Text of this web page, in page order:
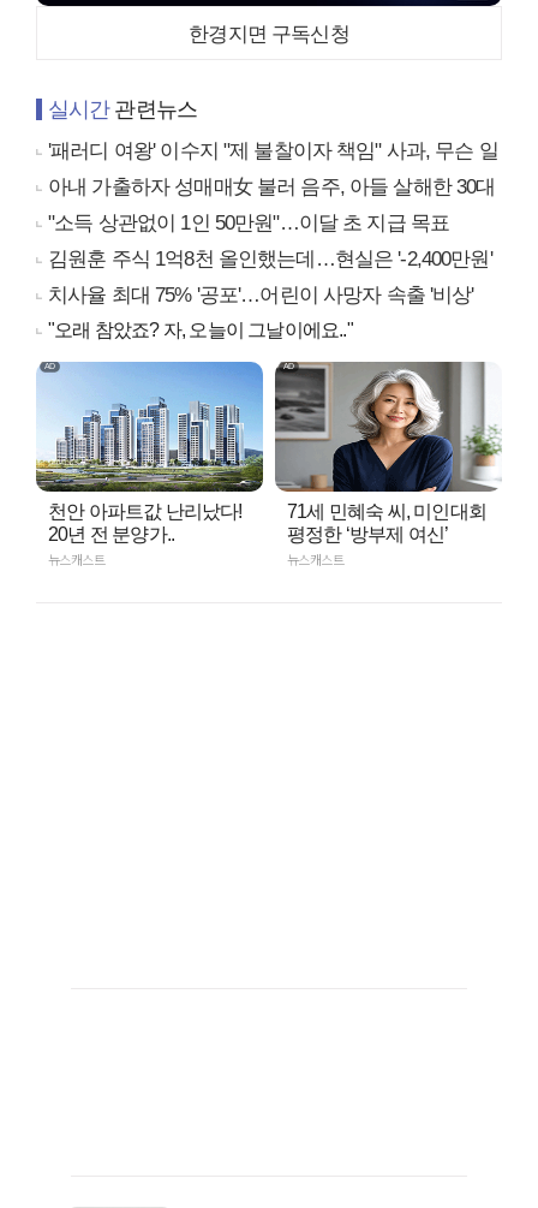
한경지면 구독신청
실시간관련뉴스
'패러디 여왕' 이수지 "제 불찰이자 책임" 사과, 무슨 일
아내 가출하자 성매매女 불러 음주, 아들 살해한 30대
"소득 상관없이 1인 50만원"…이달 초 지급 목표
김원훈 주식 1억8천 올인했는데…현실은 '-2,400만원'
치사율 최대 75% '공포'…어린이 사망자 속출 '비상'
"오래 참았죠? 자, 오늘이 그날이에요.."
천안 아파트값 난리났다!
20년 전 분양가..
뉴스캐스트
71세 민혜숙 씨, 미인대회
평정한 ‘방부제 여신’
뉴스캐스트